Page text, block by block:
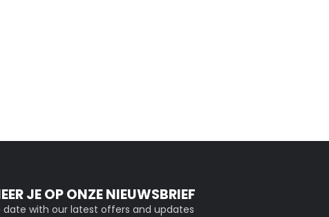
JE OP ONZE NIEUWSBRIEF
date with our latest offers and updates